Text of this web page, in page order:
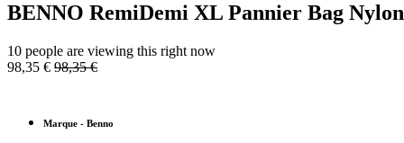
BENNO RemiDemi XL Pannier Bag
10 people are viewing this right now
98,35 € 98,35€
Marque - Benno